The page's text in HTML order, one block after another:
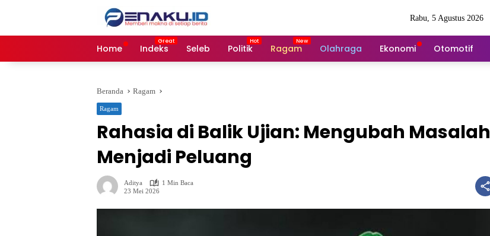
Rabu, 5 Agustus 2026
Home Indeks Seleb Politik Ragam Olahraga Ekonomi Otomotif
Beranda Ragam
Ragam
Rahasia di Balik Ujian: Mengubah Masalah
Menjadi Peluang
Aditya
1 Min Baca
23 Mei 2026